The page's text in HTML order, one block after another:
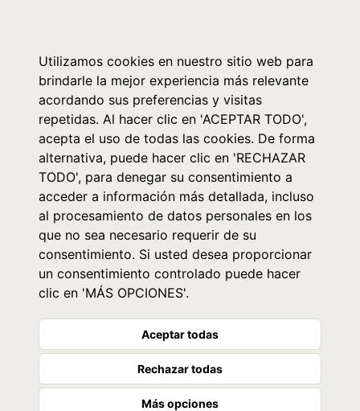
Utilizamos cookies en nuestro sitio web para
brindarle la mejor experiencia más relevante
acordando sus preferencias y visitas
repetidas. Al hacer clic en 'ACEPTAR TODO',
acepta el uso de todas las cookies. De forma
alternativa, puede hacer clic en 'RECHAZAR
TODO', para denegar su consentimiento a
acceder a información más detallada, incluso
al procesamiento de datos personales en los
que no sea necesario requerir de su
consentimiento. Si usted desea proporcionar
un consentimiento controlado puede hacer
clic en 'MÁS OPCIONES'.
Aceptar todas
Rechazar todas
Más opciones